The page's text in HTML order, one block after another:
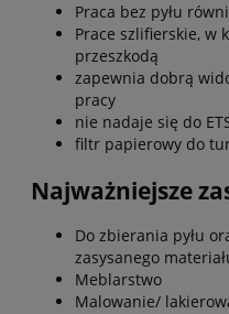
Praca bez pyłu
Prace szlifierskie, w
przeszkodą
zapewnia dobrą
pracy
nie nadaje się do
filtr papierowy do
Najważniejsze
Do zbierania pyłu
zasysanego
Meblarstwo
Malowanie/